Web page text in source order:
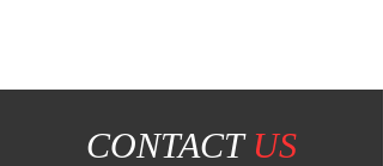
CONTACT US